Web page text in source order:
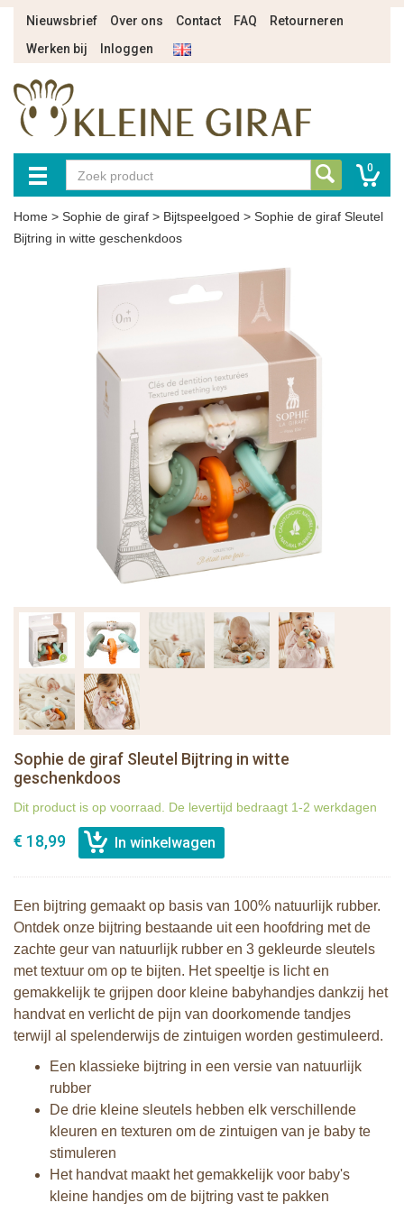
Nieuwsbrief Over ons Contact FAQ
Retourneren
Werken bij
Inloggen
0
Home > Sophie de giraf > Bijtspeelgoed > Sophie de giraf Sleutel
Bijtring in witte geschenkdoos
Sophie de giraf Sleutel Bijtring in witte
geschenkdoos
Dit product is op voorraad. De levertijd bedraagt 1-2 werkdagen
€ 18,99
Een bijtring gemaakt op basis van 100% natuurlijk rubber.
Ontdek onze bijtring bestaande uit een hoofdring met de
zachte geur van natuurlijk rubber en 3 gekleurde sleutels
met textuur om op te bijten. Het speeltje is licht en
gemakkelijk te grijpen door kleine babyhandjes dankzij het
handvat en verlicht de pijn van doorkomende tandjes
terwijl al spelenderwijs de zintuigen worden gestimuleerd.
Een klassieke bijtring in een versie van natuurlijk
rubber
De drie kleine sleutels hebben elk verschillende
kleuren en texturen om de zintuigen van je baby te
stimuleren
Het handvat maakt het gemakkelijk voor baby's
kleine handjes om de bijtring vast te pakken